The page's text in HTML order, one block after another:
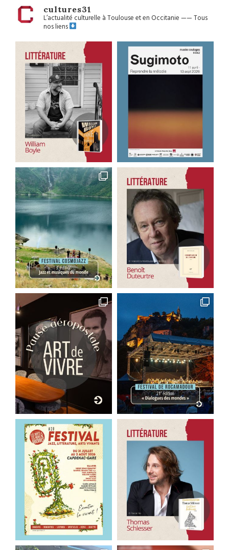
cultures31
L’actualité culturelle à Toulouse et en Occitanie——Tous
nos liens